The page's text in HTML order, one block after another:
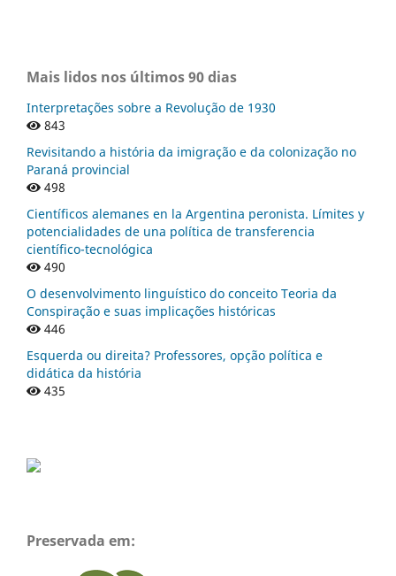
Mais lidos nos últimos 90 dias
Interpretações sobre a Revolução de 1930
843
Revisitando a história da imigração e da colonização no
Paraná provincial
498
Científicos alemanes en la Argentina peronista. Límites y
potencialidades de una política de transferencia
científico-tecnológica
490
O desenvolvimento linguístico do conceito Teoria da
Conspiração e suas implicações históricas
446
Esquerda ou direita? Professores, opção política e
didática da história
435
Preservada em: